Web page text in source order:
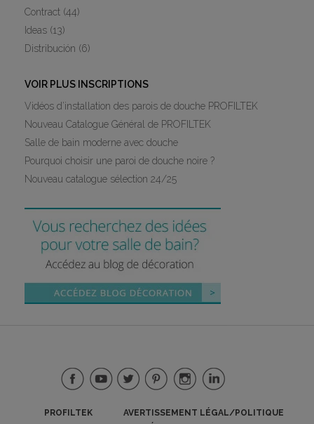
Contract (44)
Ideas (13)
Distribución (6)
VOIR PLUS INSCRIPTIONS
Vidéos d’installation des parois de douche PROFILTEK
Nouveau Catalogue Général de PROFILTEK
Salle de bain moderne avec douche
Pourquoi choisir une paroi de douche noire ?
Nouveau catalogue sélection 24/25
PROFILTEK
AVERTISSEMENT LÉGAL/POLITIQUE